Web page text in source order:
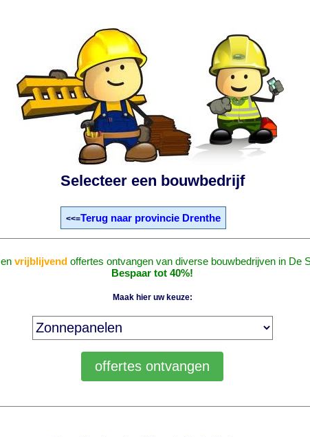
Selecteer een bouwbedrijf
<<=Terug naar provincie Drenthe
envrijblijvend offertes ontvangen van diverse bouwbedrijven in De
Bespaar tot 40%!
Maak hier uw keuze: